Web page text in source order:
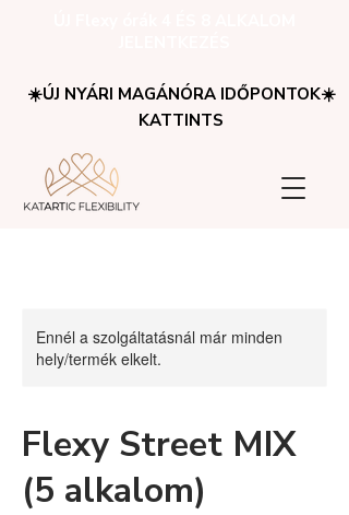
☀️ÚJ NYÁRI MAGÁNÓRA IDŐPONTOK☀️
KATTINTS
Ennél a szolgáltatásnál már minden
hely/termék elkelt.
Flexy Street MIX
(5 alkalom)